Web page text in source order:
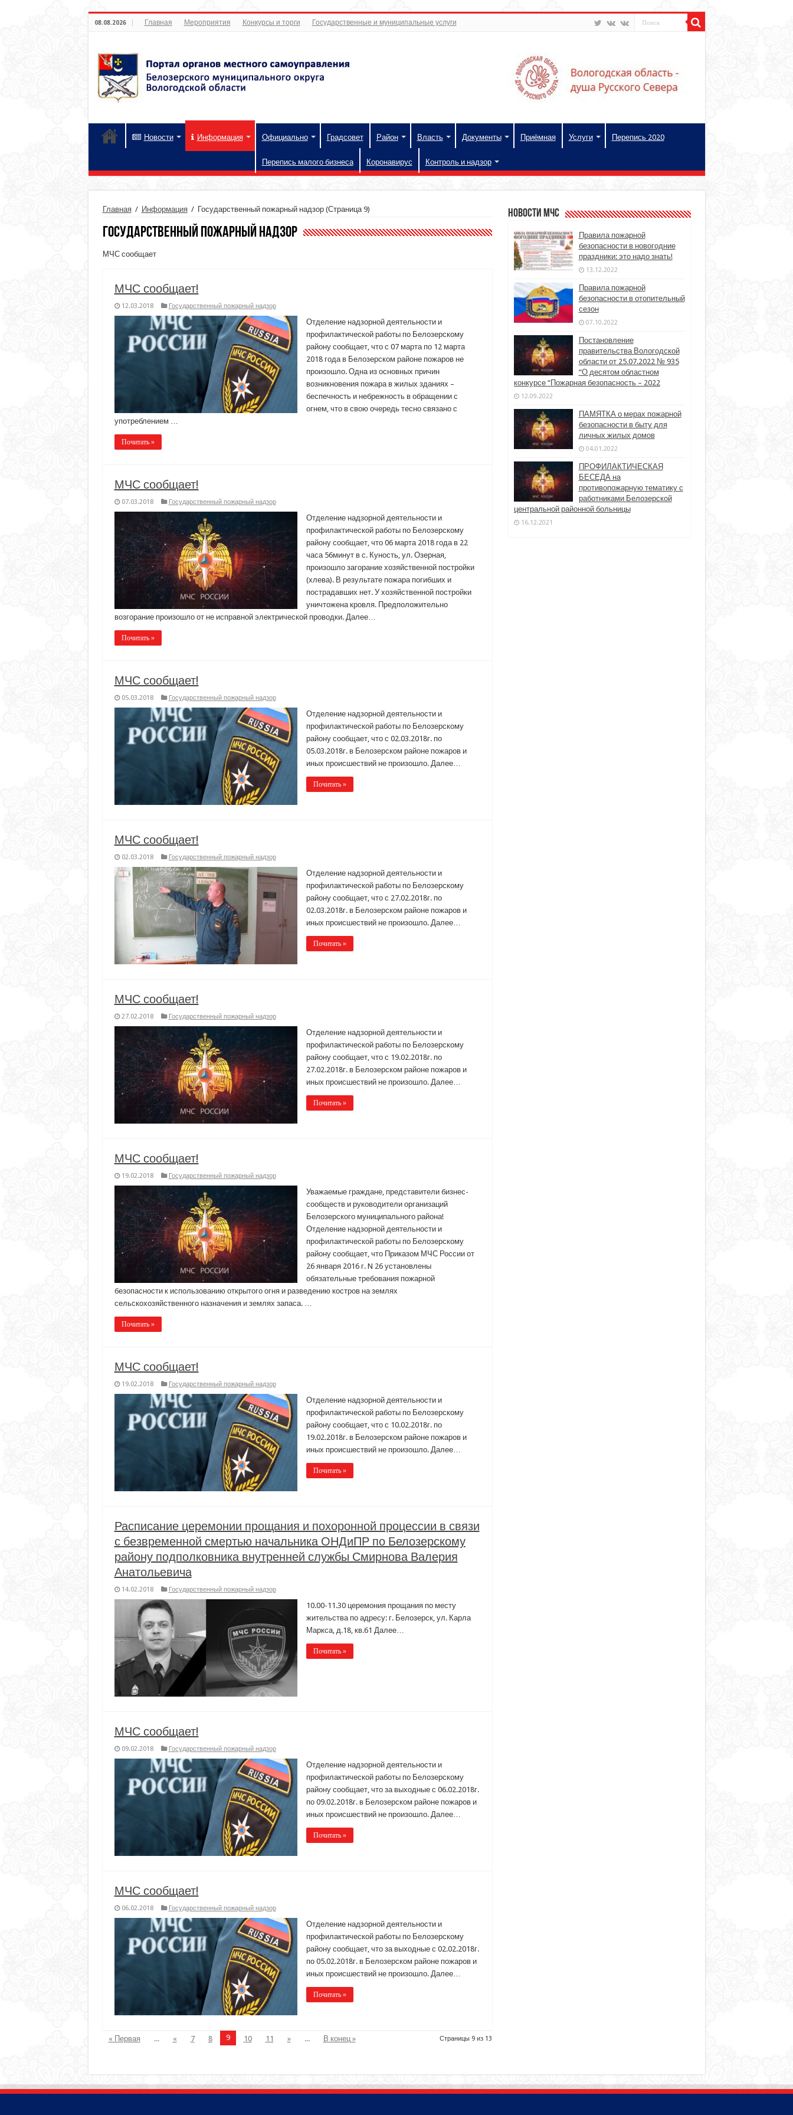
08.08.2026 Главная Мероприятия Конкурсы и торги Государственные и муниципальные услуги
Новости Информация Официально Градсовет Район Власть Документы Приёмная Услуги Перепись 2020
Перепись малого бизнеса Коронавирус Контроль и надзор
Главная / Информация / Государственный пожарный надзор(Страница 9)
Государственный пожарный надзор
МЧС сообщает
МЧС сообщает!
12.03.2018 Государственный пожарный надзор
Отделение надзорной деятельности и
профилактической работы по Белозерскому
району сообщает, что с 07 марта по 12 марта
2018 года в Белозерском районе пожаров не
произошло. Одна из основных причин
возникновения пожара в жилых зданиях –
беспечность и небрежность в обращении с
огнем, что в свою очередь тесно связано с
употреблением …
Почитать »
МЧС сообщает!
07.03.2018 Государственный пожарный надзор
Отделение надзорной деятельности и
профилактической работы по Белозерскому
району сообщает, что 06 марта 2018 года в 22
часа 56минут в с. Куность, ул. Озерная,
произошло загорание хозяйственной постройки
(хлева). В результате пожара погибших и
пострадавших нет. У хозяйственной постройки
уничтожена кровля. Предположительно
возгорание произошло от не исправной электрической проводки. Далее…
Почитать »
МЧС сообщает!
05.03.2018 Государственный пожарный надзор
Отделение надзорной деятельности и
профилактической работы по Белозерскому
району сообщает, что с 02.03.2018г. по
05.03.2018г. в Белозерском районе пожаров и
иных происшествий не произошло. Далее…
Почитать »
МЧС сообщает!
02.03.2018 Государственный пожарный надзор
Отделение надзорной деятельности и
профилактической работы по Белозерскому
району сообщает, что с 27.02.2018г. по
02.03.2018г. в Белозерском районе пожаров и
иных происшествий не произошло. Далее…
Почитать »
МЧС сообщает!
27.02.2018 Государственный пожарный надзор
Отделение надзорной деятельности и
профилактической работы по Белозерскому
району сообщает, что с 19.02.2018г. по
27.02.2018г. в Белозерском районе пожаров и
иных происшествий не произошло. Далее…
Почитать »
МЧС сообщает!
19.02.2018 Государственный пожарный надзор
Уважаемые граждане, представители бизнес-
сообществ и руководители организаций
Белозерского муниципального района!
Отделение надзорной деятельности и
профилактической работы по Белозерскому
району сообщает, что Приказом МЧС России от
26 января 2016 г. N 26 установлены
обязательные требования пожарной
безопасности к использованию открытого огня и разведению костров на землях
сельскохозяйственного назначения и землях запаса. …
Почитать »
МЧС сообщает!
19.02.2018 Государственный пожарный надзор
Отделение надзорной деятельности и
профилактической работы по Белозерскому
району сообщает, что с 10.02.2018г. по
19.02.2018г. в Белозерском районе пожаров и
иных происшествий не произошло. Далее…
Почитать »
Расписание церемонии прощания и похоронной процессии в связи
с безвременной смертью начальника ОНДиПР по Белозерскому
району подполковника внутренней службы Смирнова Валерия
Анатольевича
14.02.2018 Государственный пожарный надзор
10.00-11.30 церемония прощания по месту
жительства по адресу: г. Белозерск, ул. Карла
Маркса, д.18, кв.61 Далее…
Почитать »
МЧС сообщает!
09.02.2018 Государственный пожарный надзор
Отделение надзорной деятельности и
профилактической работы по Белозерскому
району сообщает, что за выходные с 06.02.2018г.
по 09.02.2018г. в Белозерском районе пожаров и
иных происшествий не произошло. Далее…
Почитать »
МЧС сообщает!
06.02.2018 Государственный пожарный надзор
Отделение надзорной деятельности и
профилактической работы по Белозерскому
району сообщает, что за выходные с 02.02.2018г.
по 05.02.2018г. в Белозерском районе пожаров и
иных происшествий не произошло. Далее…
Почитать »
Страницы 9 из 13
« Первая ... « 7 8 9 10 11 » ... В конец »
Новости МЧС
Правила пожарной
безопасности в новогодние
праздники: это надо знать!
13.12.2022
Правила пожарной
безопасности в отопительный
сезон
07.10.2022
Постановление
правительства Вологодской
области от 25.07.2022 № 935
“О десятом областном
конкурсе “Пожарная безопасность – 2022
12.09.2022
ПАМЯТКА о мерах пожарной
безопасности в быту для
личных жилых домов
04.01.2022
ПРОФИЛАКТИЧЕСКАЯ
БЕСЕДА на
противопожарную тематику с
работниками Белозерской
центральной районной больницы
16.12.2021